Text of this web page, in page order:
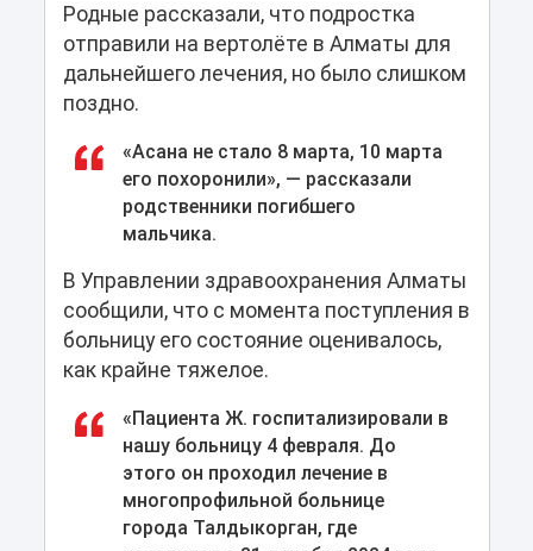
Родные рассказали, что подростка
отправили на вертолёте в Алматы для
дальнейшего лечения, но было слишком
поздно.
«Асана не стало 8 марта, 10 марта
его похоронили», — рассказали
родственники погибшего
мальчика.
В Управлении здравоохранения Алматы
сообщили, что с момента поступления в
больницу его состояние оценивалось,
как крайне тяжелое.
«Пациента Ж. госпитализировали в
нашу больницу 4 февраля. До
этого он проходил лечение в
многопрофильной больнице
города Талдыкорган, где